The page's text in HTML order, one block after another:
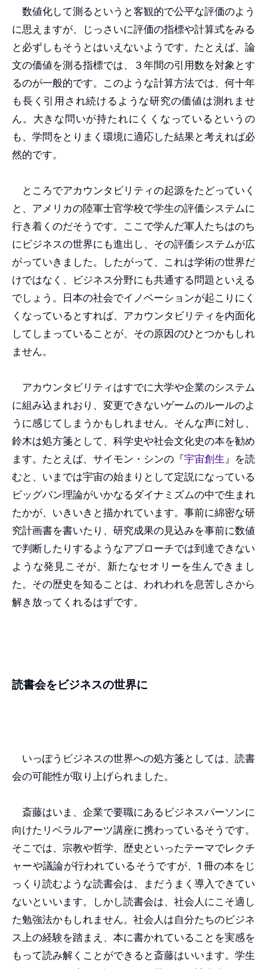
数値化して測るというと客観的で公平な評価のよう
に思えますが、じっさいに評価の指標や計算式をみる
と必ずしもそうとはいえないようです。たとえば、論
文の価値を測る指標では、３年間の引用数を対象とす
るのが一般的です。このような計算方法では、何十年
も長く引用され続けるような研究の価値は測れませ
ん。大きな問いが持たれにくくなっているというの
も、学問をとりまく環境に適応した結果と考えれば必
然的です。
ところでアカウンタビリティの起源をたどっていく
と、アメリカの陸軍士官学校で学生の評価システムに
行き着くのだそうです。ここで学んだ軍人たちはのち
にビジネスの世界にも進出し、その評価システムが広
がっていきました。したがって、これは学術の世界だ
けではなく、ビジネス分野にも共通する問題といえる
でしょう。日本の社会でイノベーションが起こりにく
くなっているとすれば、アカウンタビリティを内面化
してしまっていることが、その原因のひとつかもしれ
ません。
アカウンタビリティはすでに大学や企業のシステム
に組み込まれおり、変更できないゲームのルールのよ
うに感じてしまうかもしれません。そんな声に対し、
鈴木は処方箋として、科学史や社会文化史の本を勧め
ます。たとえば、サイモン・シンの『宇宙創生 』を読
むと、いまでは宇宙の始まりとして定説になっている
ビッグバン理論がいかなるダイナミズムの中で生まれ
たかが、いきいきと描かれています。事前に綿密な研
究計画書を書いたり、研究成果の見込みを事前に数値
で判断したりするようなアプローチでは到達できない
ような発見こそが、新たなセオリーを生んできまし
た。その歴史を知ることは、われわれを息苦しさから
解き放ってくれるはずです。
読書会をビジネスの世界に
いっぽうビジネスの世界への処方箋としては、読書
会の可能性が取り上げられました。
斎藤はいま、企業で要職にあるビジネスパーソンに
向けたリベラルアーツ講座に携わっているそうです。
そこでは、宗教や哲学、歴史といったテーマでレクチ
ャーや議論が行われているそうですが、1冊の本をじ
っくり読むような読書会は、まだうまく導入できてい
ないといいます。しかし読書会は、社会人にこそ適し
た勉強法かもしれません。社会人は自分たちのビジネ
ス上の経験を踏まえ、本に書かれていることを実感を
もって読み解くことができると斎藤はいいます。学生